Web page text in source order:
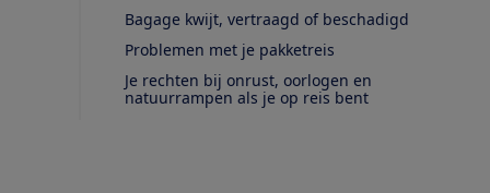
Bagage kwijt, vertraagd of beschadigd
Problemen met je pakketreis
Je rechten bij onrust, oorlogen en
natuurrampen als je op reis bent